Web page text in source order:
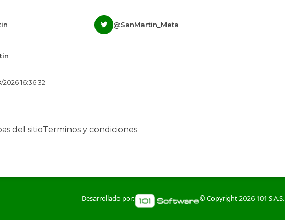
@SanMartin_Meta
16:36:32
del sitioTerminos y condiciones
Desarrollado por: © Copyright2026101 S.A.S.